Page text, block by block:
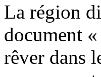
La région
document «
rêver dans